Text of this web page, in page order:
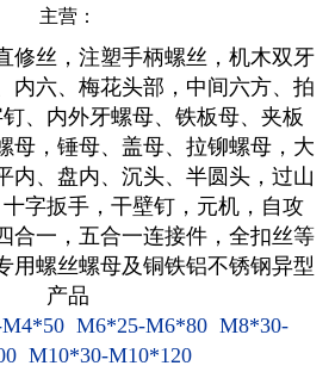
主营：
修丝，注塑手柄螺丝，机木双牙
内六、梅花头部，中间六方、拍
、内外牙螺母、铁板母、夹板
母，锤母、盖母、拉铆螺母，大
内、盘内、沉头、半圆头，过山
字扳手，干壁钉，元机，自攻
合一，五合一连接件，全扣丝等
用螺丝螺母及铜铁铝不锈钢异型
产品
M6*25-M6*80 M8*30-
M10*30-M10*120